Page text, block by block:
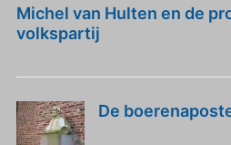
Michel van Hulten en de
volkspartij
De